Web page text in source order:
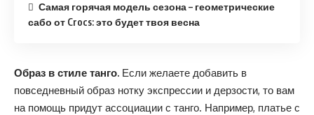
Самая горячая модель сезона – геометрические
сабо от Crocs: это будет твоя весна
Образ в стиле танго. Если желаете добавить в
повседневный образ нотку экспрессии и дерзости, то вам
на помощь придут ассоциации с танго. Например, платье с